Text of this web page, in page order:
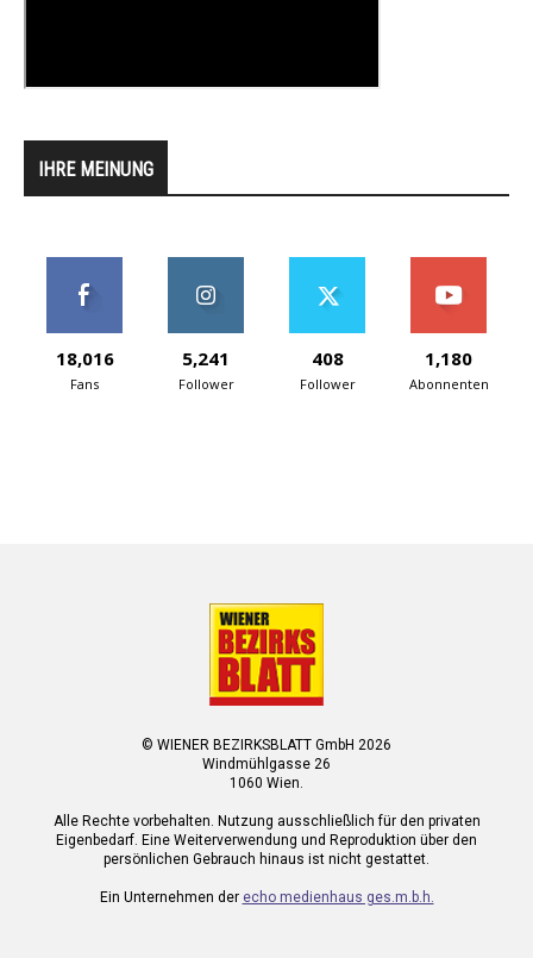
IHRE MEINUNG
18,016
Fans
5,241
Follower
408
Follower
1,180
Abonnenten
© WIENER BEZIRKSBLATT GmbH 2026
Windmühlgasse 26
1060 Wien.
Alle Rechte vorbehalten. Nutzung ausschließlich für den privaten
Eigenbedarf. Eine Weiterverwendung und Reproduktion über den
persönlichen Gebrauch hinaus ist nicht gestattet.
Ein Unternehmen der echo medienhaus ges.m.b.h.